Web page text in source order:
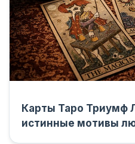
Карты Таро Триумф
истинные мотивы